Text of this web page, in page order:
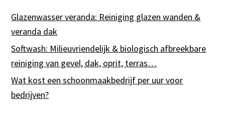
Glazenwasser veranda: Reiniging glazen wanden &
veranda dak
Softwash: Milieuvriendelijk & biologisch afbreekbare
reiniging van gevel, dak, oprit, terras…
Wat kost een schoonmaakbedrijf per uur voor
bedrijven?